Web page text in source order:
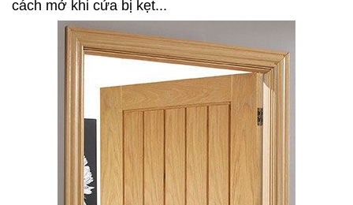
cách mở khi cửa bị kẹt...